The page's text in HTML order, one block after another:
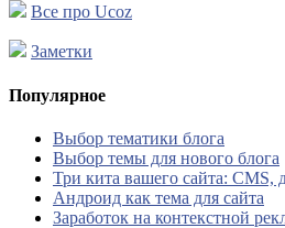
Все про Ucoz
Заметки
Популярное
Выбор тематики блога
Выбор темы для нового блога
Три кита вашего сайта: CMS,
Андроид как тема для сайта
Заработок на контекстной